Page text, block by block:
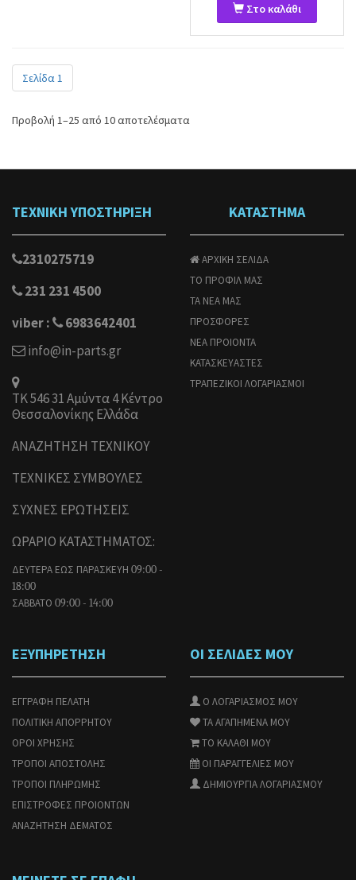
Στο καλάθι
Σελίδα 1
Προβολή 1–25 από 10 αποτελέσματα
ΤΕΧΝΙΚΗ ΥΠΟΣΤΗΡΙΞΗ
2310275719
231 231 4500
viber :
6983642401
info@in-parts.gr
ΤΚ 546 31 Αμύντα 4 Κέντρο
Θεσσαλονίκης Ελλάδα
ΑΝΑΖΗΤΗΣΗ ΤΕΧΝΙΚΟΥ
ΤΕΧΝΙΚΕΣ ΣΥΜΒΟΥΛΕΣ
ΣΥΧΝΕΣ ΕΡΩΤΗΣΕΙΣ
ΩΡΑΡΙΟ ΚΑΤΑΣΤΗΜΑΤΟΣ:
ΔΕΥΤΕΡΑ ΕΩΣ ΠΑΡΑΣΚΕΥΗ 09:00 -
18:00
ΣΑΒΒΑΤΟ 09:00 - 14:00
ΚΑΤΑΣΤΗΜΑ
ΑΡΧΙΚΗ ΣΕΛΙΔΑ
ΤΟ ΠΡΟΦΙΛ ΜΑΣ
ΤΑ ΝΕΑ ΜΑΣ
ΠΡΟΣΦΟΡΕΣ
ΝΕΑ ΠΡΟΙΟΝΤΑ
ΚΑΤΑΣΚΕΥΑΣΤΕΣ
ΤΡΑΠΕΖΙΚΟΙ ΛΟΓΑΡΙΑΣΜΟΙ
ΕΞΥΠΗΡΕΤΗΣΗ
ΕΓΓΡΑΦΗ ΠΕΛΑΤΗ
ΠΟΛΙΤΙΚΗ ΑΠΟΡΡΗΤΟΥ
ΟΡΟΙ ΧΡΗΣΗΣ
ΤΡΟΠΟΙ ΑΠΟΣΤΟΛΗΣ
ΤΡΟΠΟΙ ΠΛΗΡΩΜΗΣ
ΕΠΙΣΤΡΟΦΕΣ ΠΡΟΙΟΝΤΩΝ
ΑΝΑΖΗΤΗΣΗ ΔΕΜΑΤΟΣ
ΟΙ ΣΕΛΙΔΕΣ ΜΟΥ
Ο ΛΟΓΑΡΙΑΣΜΟΣ ΜΟΥ
ΤΑ ΑΓΑΠΗΜΕΝΑ ΜΟΥ
ΤΟ ΚΑΛΑΘΙ ΜΟΥ
ΟΙ ΠΑΡΑΓΓΕΛΙΕΣ ΜΟΥ
ΔΗΜΙΟΥΡΓΙΑ ΛΟΓΑΡΙΑΣΜΟΥ